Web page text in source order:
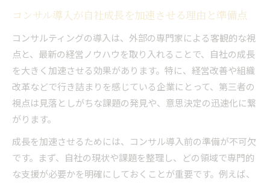
コンサル導入が自社成長を加速させる理由と準備点
コンサルティングの導入は、外部の専門家による客観的な視
点と、最新の経営ノウハウを取り入れることで、自社の成長
を大きく加速させる効果があります。特に、経営改善や組織
改革などで行き詰まりを感じている企業にとって、第三者の
視点は見落としがちな課題の発見や、意思決定の迅速化に繋
がります。
成長を加速させるためには、コンサル導入前の準備が不可欠
です。まず、自社の現状や課題を整理し、どの領域で専門的
な支援が必要かを明確にしておくことが重要です。例えば、